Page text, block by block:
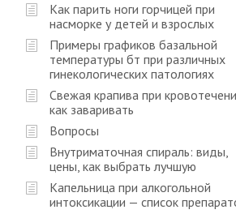
Как парить ноги горчицей при
насморке у детей и взрослых
Примеры графиков базальной
температуры бт при различных
гинекологических патологиях
Свежая крапива при
как заваривать
Вопросы
Внутриматочная спираль: виды,
цены, как выбрать лучшую
Капельница при алкогольной
интоксикации — список